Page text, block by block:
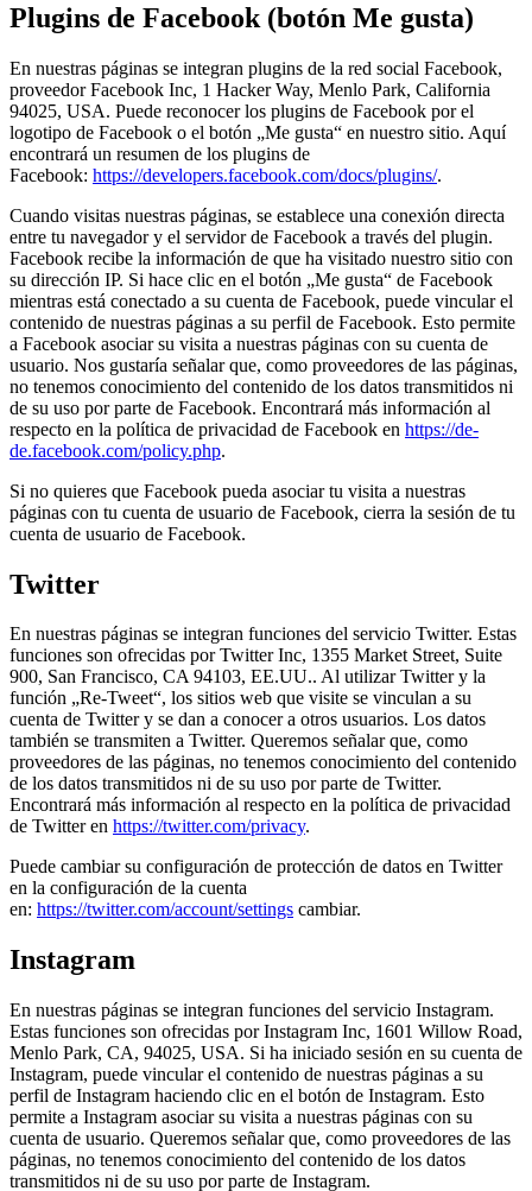
Plugins de Facebook (botón Me gusta)
En nuestras páginas se integran plugins de la red social Facebook,
proveedor Facebook Inc, 1 Hacker Way, Menlo Park, California
94025, USA. Puede reconocer los plugins de Facebook por el
logotipo de Facebook o el botón „Me gusta“ en nuestro sitio. Aquí
encontrará un resumen de los plugins de
Facebook: https://developers.facebook.com/docs/plugins/.
Cuando visitas nuestras páginas, se establece una conexión directa
entre tu navegador y el servidor de Facebook a través del plugin.
Facebook recibe la información de que ha visitado nuestro sitio con
su dirección IP. Si hace clic en el botón „Me gusta“ de Facebook
mientras está conectado a su cuenta de Facebook, puede vincular el
contenido de nuestras páginas a su perfil de Facebook. Esto permite
a Facebook asociar su visita a nuestras páginas con su cuenta de
usuario. Nos gustaría señalar que, como proveedores de las páginas,
no tenemos conocimiento del contenido de los datos transmitidos ni
de su uso por parte de Facebook. Encontrará más información al
respecto en la política de privacidad de Facebook en https://de-
de.facebook.com/policy.php.
Si no quieres que Facebook pueda asociar tu visita a nuestras
páginas con tu cuenta de usuario de Facebook, cierra la sesión de tu
cuenta de usuario de Facebook.
Twitter
En nuestras páginas se integran funciones del servicio Twitter. Estas
funciones son ofrecidas por Twitter Inc, 1355 Market Street, Suite
900, San Francisco, CA 94103, EE.UU.. Al utilizar Twitter y la
función „Re-Tweet“, los sitios web que visite se vinculan a su
cuenta de Twitter y se dan a conocer a otros usuarios. Los datos
también se transmiten a Twitter. Queremos señalar que, como
proveedores de las páginas, no tenemos conocimiento del contenido
de los datos transmitidos ni de su uso por parte de Twitter.
Encontrará más información al respecto en la política de privacidad
de Twitter en https://twitter.com/privacy.
Puede cambiar su configuración de protección de datos en Twitter
en la configuración de la cuenta
en: https://twitter.com/account/settings cambiar.
Instagram
En nuestras páginas se integran funciones del servicio Instagram.
Estas funciones son ofrecidas por Instagram Inc, 1601 Willow Road,
Menlo Park, CA, 94025, USA. Si ha iniciado sesión en su cuenta de
Instagram, puede vincular el contenido de nuestras páginas a su
perfil de Instagram haciendo clic en el botón de Instagram. Esto
permite a Instagram asociar su visita a nuestras páginas con su
cuenta de usuario. Queremos señalar que, como proveedores de las
páginas, no tenemos conocimiento del contenido de los datos
transmitidos ni de su uso por parte de Instagram.